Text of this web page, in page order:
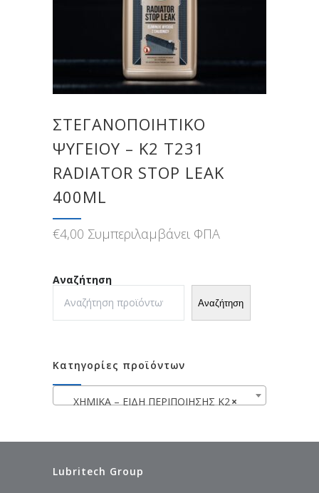
ΣΤΕΓΑΝΟΠΟΙΗΤΙΚΌ
ΨΥΓΕΊΟΥ – K2 T231
RADIATOR STOP LEAK
400ML
€4,00 Συμπεριλαμβάνει ΦΠΑ
Αναζήτηση
Αναζήτηση
Κατηγορίες προϊόντων
×
XHMIKA – ΕΙΔΗ ΠΕΡΙΠΟΙΗΣΗΣ K2
Lubritech Group